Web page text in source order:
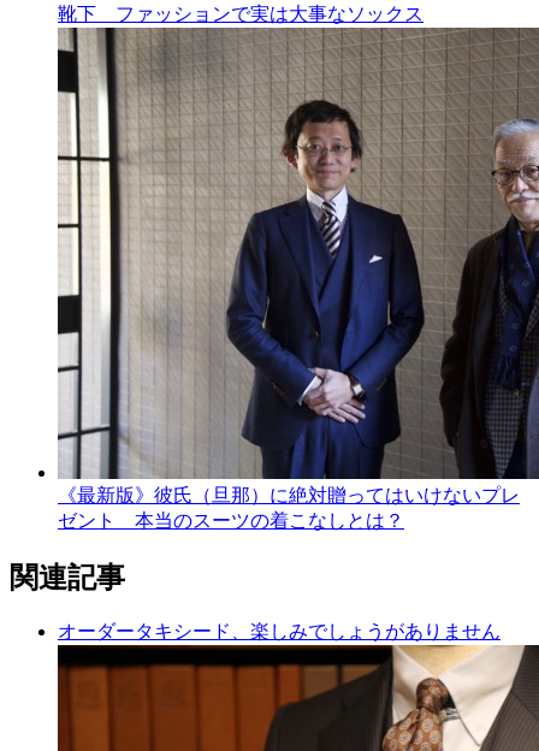
靴下 ファッションで実は大事なソックス
《最新版》彼氏（旦那）に絶対贈ってはいけないプレ
ゼント 本当のスーツの着こなしとは？
関連記事
オーダータキシード、楽しみでしょうがありません